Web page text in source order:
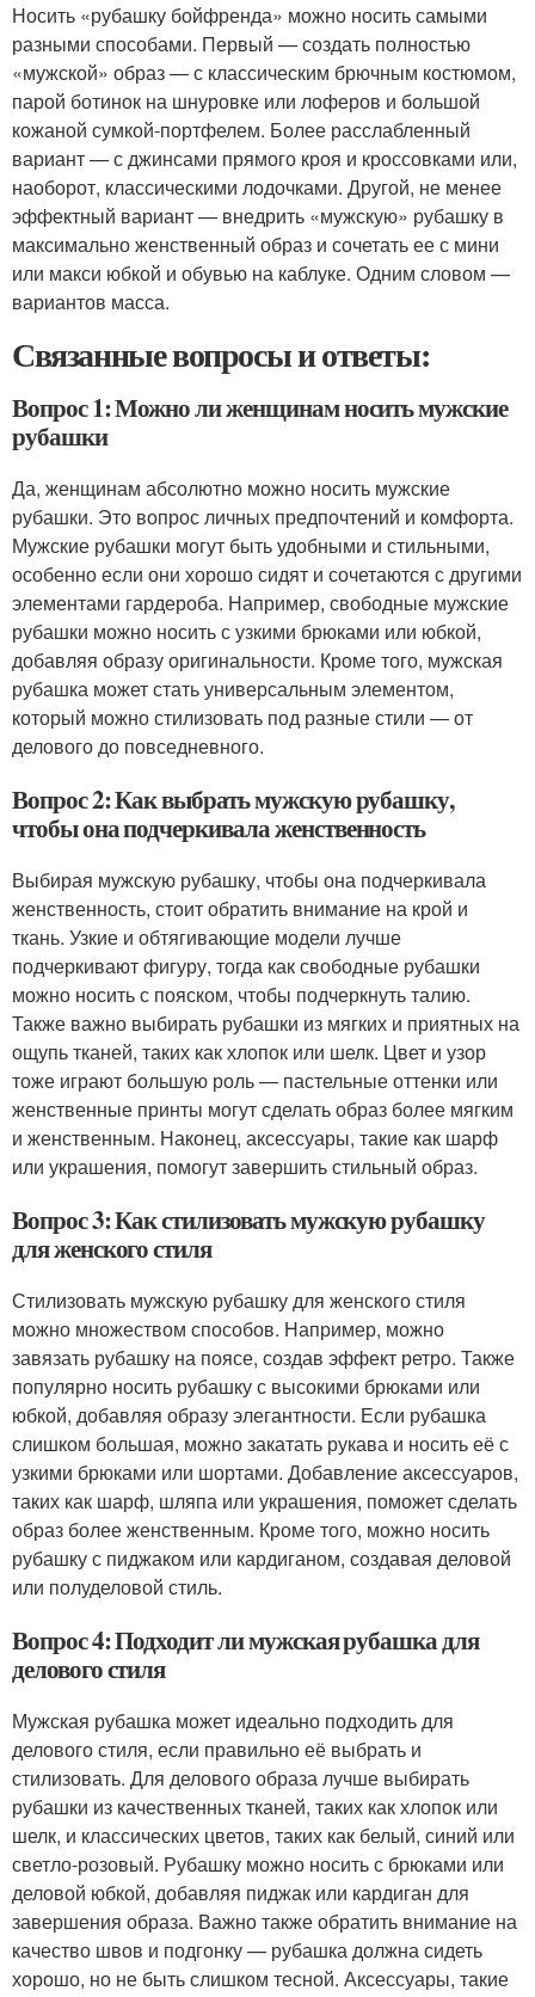
Носить «рубашку бойфренда» можно носить самыми
разными способами. Первый — создать полностью
«мужской» образ — с классическим брючным костюмом,
парой ботинок на шнуровке или лоферов и большой
кожаной сумкой-портфелем. Более расслабленный
вариант — с джинсами прямого кроя и кроссовками или,
наоборот, классическими лодочками. Другой, не менее
эффектный вариант — внедрить «мужскую» рубашку в
максимально женственный образ и сочетать ее с мини
или макси юбкой и обувью на каблуке. Одним словом —
вариантов масса.
Связанные вопросы и ответы:
Вопрос 1: Можно ли женщинам носить мужские
рубашки
Да, женщинам абсолютно можно носить мужские
рубашки. Это вопрос личных предпочтений и комфорта.
Мужские рубашки могут быть удобными и стильными,
особенно если они хорошо сидят и сочетаются с другими
элементами гардероба. Например, свободные мужские
рубашки можно носить с узкими брюками или юбкой,
добавляя образу оригинальности. Кроме того, мужская
рубашка может стать универсальным элементом,
который можно стилизовать под разные стили — от
делового до повседневного.
Вопрос 2: Как выбрать мужскую рубашку,
чтобы она подчеркивала женственность
Выбирая мужскую рубашку, чтобы она подчеркивала
женственность, стоит обратить внимание на крой и
ткань. Узкие и обтягивающие модели лучше
подчеркивают фигуру, тогда как свободные рубашки
можно носить с пояском, чтобы подчеркнуть талию.
Также важно выбирать рубашки из мягких и приятных на
ощупь тканей, таких как хлопок или шелк. Цвет и узор
тоже играют большую роль — пастельные оттенки или
женственные принты могут сделать образ более мягким
и женственным. Наконец, аксессуары, такие как шарф
или украшения, помогут завершить стильный образ.
Вопрос 3: Как стилизовать мужскую рубашку
для женского стиля
Стилизовать мужскую рубашку для женского стиля
можно множеством способов. Например, можно
завязать рубашку на поясе, создав эффект ретро. Также
популярно носить рубашку с высокими брюками или
юбкой, добавляя образу элегантности. Если рубашка
слишком большая, можно закатать рукава и носить её с
узкими брюками или шортами. Добавление аксессуаров,
таких как шарф, шляпа или украшения, поможет сделать
образ более женственным. Кроме того, можно носить
рубашку с пиджаком или кардиганом, создавая деловой
или полуделовой стиль.
Вопрос 4: Подходит ли мужская рубашка для
делового стиля
Мужская рубашка может идеально подходить для
делового стиля, если правильно её выбрать и
стилизовать. Для делового образа лучше выбирать
рубашки из качественных тканей, таких как хлопок или
шелк, и классических цветов, таких как белый, синий или
светло-розовый. Рубашку можно носить с брюками или
деловой юбкой, добавляя пиджак или кардиган для
завершения образа. Важно также обратить внимание на
качество швов и подгонку — рубашка должна сидеть
хорошо, но не быть слишком тесной. Аксессуары, такие